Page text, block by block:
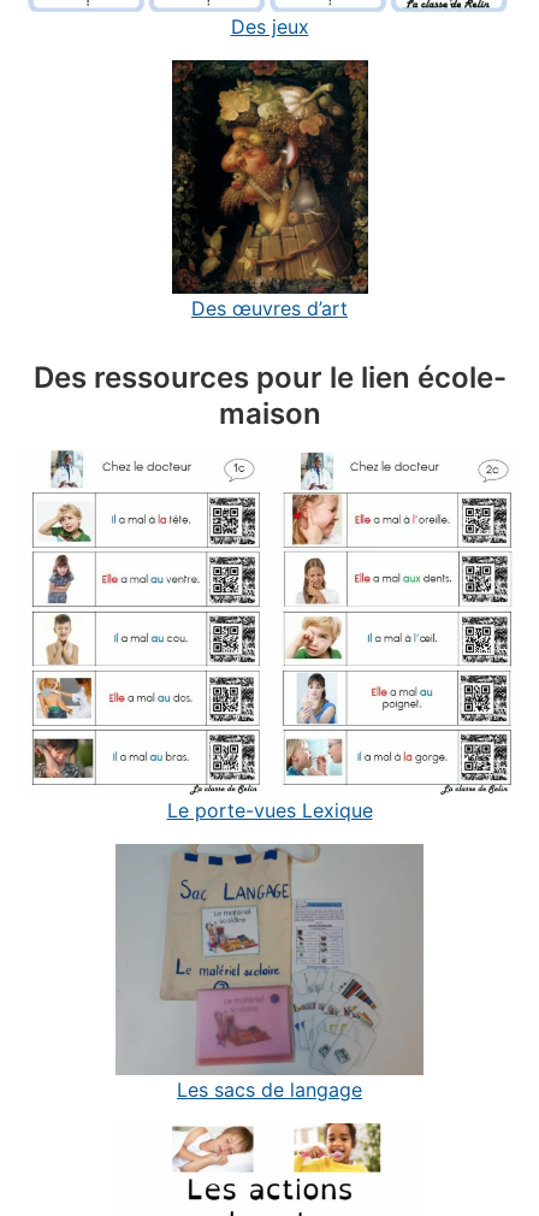
Des jeux
Des œuvres d’art
Des ressources pour le lien école-
maison
Le porte-vues Lexique
Les sacs de langage